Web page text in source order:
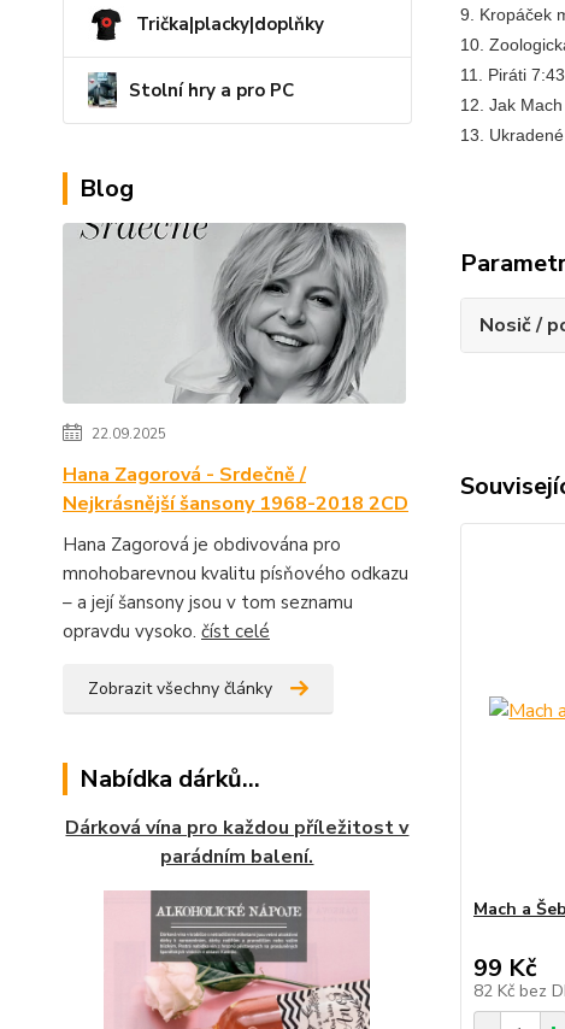
Trička|placky|doplňky
Stolní hry a pro PC
Blog
22.09.2025
Hana Zagorová - Srdečně /
Nejkrásnější šansony 1968-2018 2CD
Hana Zagorová je obdivována pro
mnohobarevnou kvalitu písňového odkazu
– a její šansony jsou v tom seznamu
opravdu vysoko. číst celé
Zobrazit všechny články
Nabídka dárků...
Dárková vína pro každou příležitost v
parádním balení.
9. Kropáček
10.
11. Piráti 7:43
12. Jak
13.
Nosič /
Mach a
99 Kč
82 Kč bez